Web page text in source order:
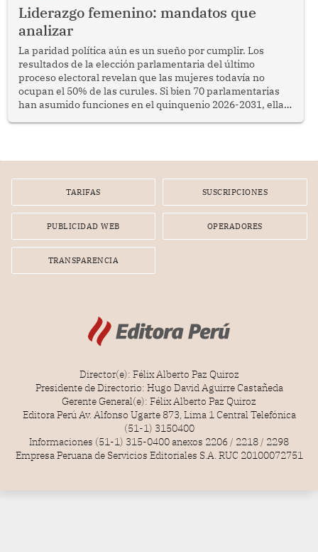
Liderazgo femenino: mandatos que
analizar
La paridad política aún es un sueño por cumplir. Los
resultados de la elección parlamentaria del último
proceso electoral revelan que las mujeres todavía no
ocupan el 50% de las curules. Si bien 70 parlamentarias
han asumido funciones en el quinquenio 2026-2031, ellas
TARIFAS SUSCRIPCIONES
PUBLICIDAD WEB OPERADORES
TRANSPARENCIA
Director(e): Félix Alberto Paz Quiroz
Presidente de Directorio: Hugo David Aguirre Castañeda
Gerente General(e): Félix Alberto Paz Quiroz
Editora Perú Av. Alfonso Ugarte 873, Lima 1 Central Telefónica
(51-1) 3150400
Informaciones (51-1) 315-0400 anexos 2206 / 2218 / 2298
Empresa Peruana de Servicios Editoriales S.A. RUC 20100072751